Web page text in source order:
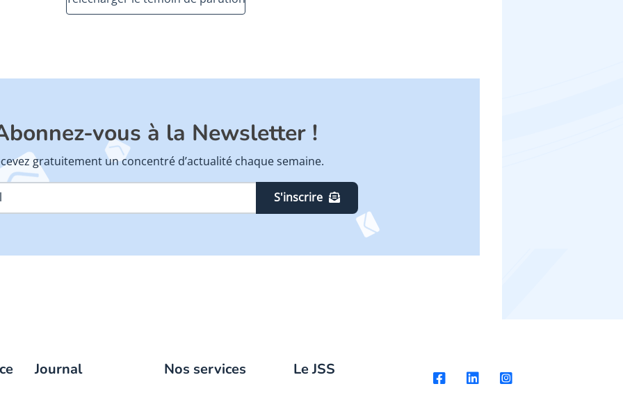
vous à la Newsletter !
gratuitement un concentré d’actualité chaque semaine.
S'inscrire
Journal Nos services Le JSS